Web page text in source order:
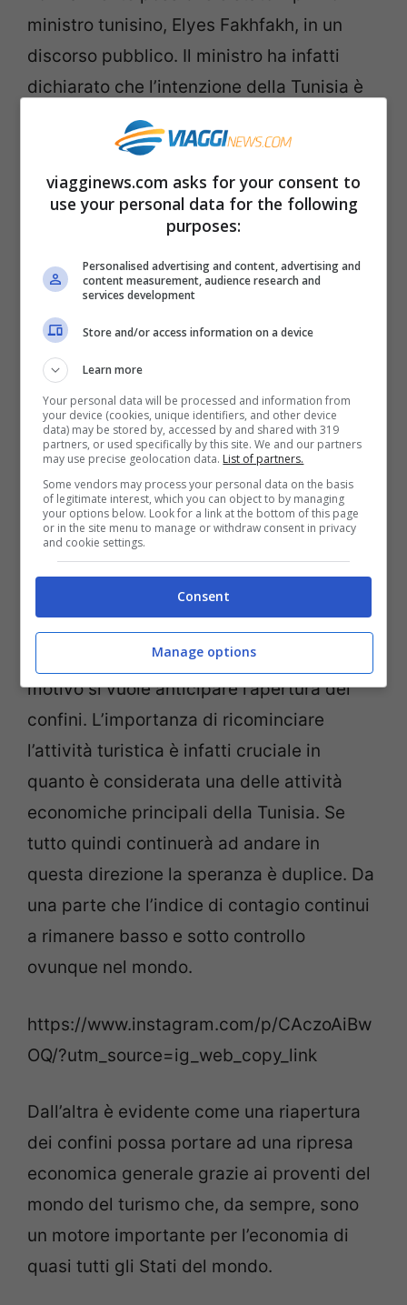
ministro tunisino, Elyes Fakhfakh, in un
discorso pubblico. Il ministro ha infatti
dichiarato che l’intenzione della Tunisia è
quella di tornare ad accogliere turisti e
visitatori dal mese di luglio. Questa
decisione arriva dopo una attenta
valutazione del rischio e dal fatto che, a
oggi, non si registrano casi di positività al
Coronavirus tra gli abitanti della nazione.
Attuando così una serie di misure di
controllo e prevenzione sui visitatori
stranieri, laTunisia
prima possibile per poter ricominciare a
puntare anche sugli introiti economici
derivanti dal turismo per risanare
l’economia locale.
La Tunisia aspetta i turisti
Il ministro ha infatti spiegato come la
Tunisia abbia controllato molto bene la
diffusione dell’epidemia e per questo
motivo si vuole anticipare l’apertura dei
confini. L’importanza di ricominciare
l’attività turistica è infatti cruciale in
quanto è considerata una delle attività
economiche principali della Tunisia. Se
tutto quindi continuerà ad andare in
questa direzione la speranza è duplice. Da
una parte che l’indice di contagio continui
a rimanere basso e sotto controllo
ovunque nel mondo.
https://www.instagram.com/p/CAczoAiBw
OQ/?utm_source=ig_web_copy_link
Dall’altra è evidente come una riapertura
dei confini possa portare ad una ripresa
economica generale grazie ai proventi del
mondo del turismo che, da sempre, sono
un motore importante per l’economia di
quasi tutti gli Stati del mondo.
viagginews.com asks for your consent to
use your personal data for the following
purposes:
Personalised advertising and content, advertising and
content measurement, audience research and
services development
Store and/or access information on a device
Learn more
Your personal data will be processed and information from
your device (cookies, unique identifiers, and other device
data) may be stored by, accessed by and shared with 319
partners, or used specifically by this site. We and our partners
may use precise geolocation data. List of partners.
Some vendors may process your personal data on the basis
of legitimate interest, which you can object to by managing
your options below. Look for a link at the bottom of this page
or in the site menu to manage or withdraw consent in privacy
and cookie settings.
Consent
Manage options